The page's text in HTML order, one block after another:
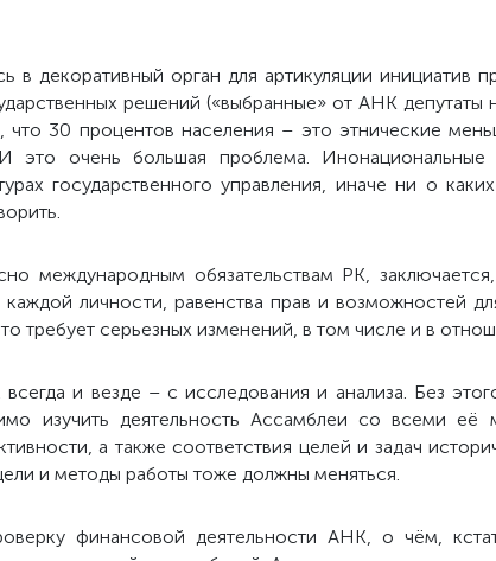
в декоративный орган для артикуляции инициатив
решений («выбранные» от АНК депутаты
что 30 процентов населения – это этнические
это очень большая проблема.
государственного управления, иначе ни о
международным обязательствам РК,
личности, равенства прав и возможностей
требует серьезных изменений, в том числе и в
и везде – с исследования и анализа. Без
изучить деятельность Ассамблеи со всеми её
а также соответствия целей и задач
и методы работы тоже должны меняться.
финансовой деятельности АНК, о чём,